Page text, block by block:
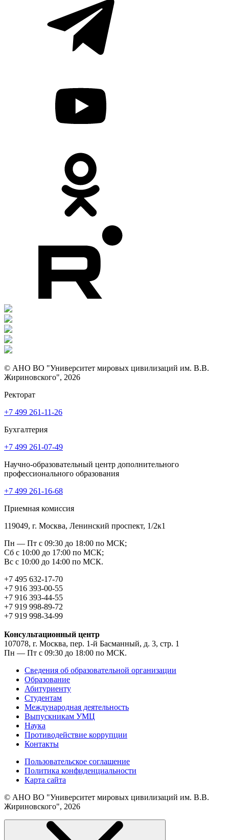
© АНО ВО "Университет мировых цивилизаций им. В.В.
Жириновского", 2026
Ректорат
+7 499 261-11-26
Бухгалтерия
+7 499 261-07-49
Научно-образовательный центр дополнительного
профессионального образования
+7 499 261-16-68
Приемная комиссия
119049, г. Москва, Ленинский проспект, 1/2к1
Пн — Пт с 09:30 до 18:00 по МСК;
Сб с 10:00 до 17:00 по МСК;
Вс с 10:00 до 14:00 по МСК.
+7 495 632-17-70
+7 916 393-00-55
+7 916 393-44-55
+7 919 998-89-72
+7 919 998-34-99
Консультационный центр
107078, г. Москва, пер. 1-й Басманный, д. 3, стр. 1
Пн — Пт с 09:30 до 18:00 по МСК.
Сведения об образовательной организации
Образование
Абитуриенту
Студентам
Международная деятельность
Выпускникам УМЦ
Наука
Противодействие коррупции
Контакты
Пользовательское соглашение
Политика конфиденциальности
Карта сайта
© АНО ВО "Университет мировых цивилизаций им. В.В.
Жириновского", 2026